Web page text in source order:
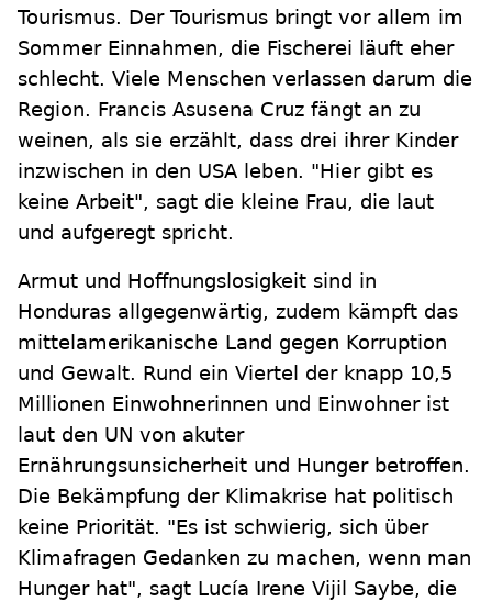
Tourismus. Der Tourismus bringt vor allem im
Sommer Einnahmen, die Fischerei läuft eher
schlecht. Viele Menschen verlassen darum die
Region. Francis Asusena Cruz fängt an zu
weinen, als sie erzählt, dass drei ihrer Kinder
inzwischen in den USA leben. "Hier gibt es
keine Arbeit", sagt die kleine Frau, die laut
und aufgeregt spricht.
Armut und Hoffnungslosigkeit sind in
Honduras allgegenwärtig, zudem kämpft das
mittelamerikanische Land gegen Korruption
und Gewalt. Rund ein Viertel der knapp 10,5
Millionen Einwohnerinnen und Einwohner ist
laut den UN von akuter
Ernährungsunsicherheit und Hunger betroffen.
Die Bekämpfung der Klimakrise hat politisch
keine Priorität. "Es ist schwierig, sich über
Klimafragen Gedanken zu machen, wenn man
Hunger hat", sagt Lucía Irene Vijil Saybe, die